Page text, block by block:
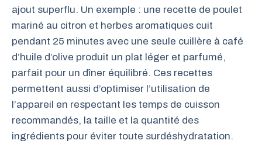
ajout superflu. Un exemple : une recette de poulet
mariné au citron et herbes aromatiques cuit
pendant 25 minutes avec une seule cuillère à café
d’huile d’olive produit un plat léger et parfumé,
parfait pour un dîner équilibré. Ces recettes
permettent aussi d’optimiser l’utilisation de
l’appareil en respectant les temps de cuisson
recommandés, la taille et la quantité des
ingrédients pour éviter toute surdéshydratation.